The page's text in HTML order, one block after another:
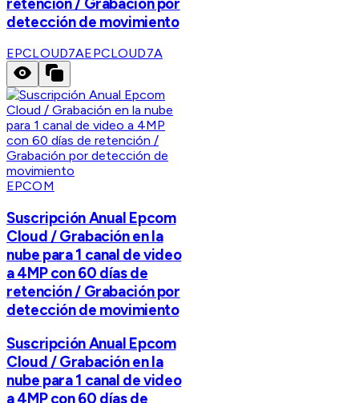
detección de movimiento
EPCLOUD7AEPCLOUD7A
EPCOM
Suscripción Anual Epcom
Cloud / Grabación en la
nube para 1 canal de video
a 4MP con 60 días de
retención / Grabación por
detección de movimiento
Suscripción Anual Epcom
Cloud / Grabación en la
nube para 1 canal de video
a 4MP con 60 días de